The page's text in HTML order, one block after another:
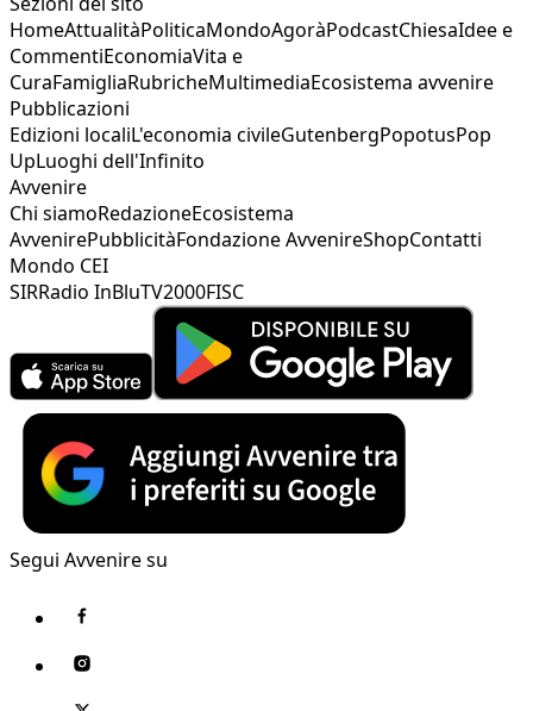
HomeAttualitàPoliticaMondoAgoràPodcastChiesaIdee e
CommentiEconomiaVita e
CuraFamigliaRubricheMultimediaEcosistema avvenire
Pubblicazioni
Edizioni localiL'economia civileGutenbergPopotusPop
UpLuoghi dell'Infinito
Avvenire
Chi siamoRedazioneEcosistema
AvvenirePubblicitàFondazione AvvenireShopContatti
Mondo CEI
SIRRadio InBluTV2000FISC
Segui Avvenire su